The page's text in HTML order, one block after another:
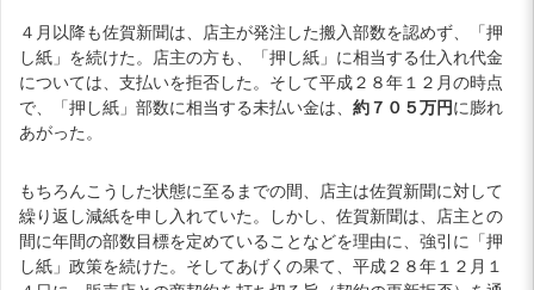
４月以降も佐賀新聞は、店主が発注した搬入部数を認めず、「押
し紙」を続けた。店主の方も、「押し紙」に相当する仕入れ代金
については、支払いを拒否した。そして平成２８年１２月の時点
で、「押し紙」部数に相当する未払い金は、 約７０５万円に膨れ
あがった。
もちろんこうした状態に至るまでの間、店主は佐賀新聞に対して
繰り返し減紙を申し入れていた。しかし、佐賀新聞は、店主との
間に年間の部数目標を定めていることなどを理由に、強引に「押
し紙」政策を続けた。そしてあげくの果て、平成２８年１２月１